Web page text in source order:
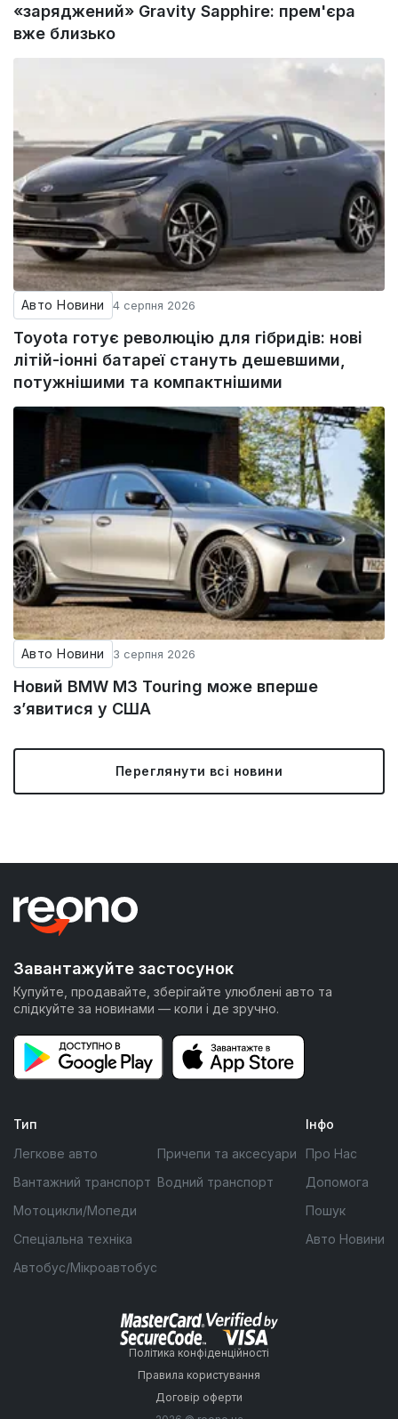
«заряджений» Gravity Sapphire: прем'єра
вже близько
Авто Новини 4 серпня 2026
Toyota готує революцію для гібридів: нові
літій-іонні батареї стануть дешевшими,
потужнішими та компактнішими
Авто Новини 3 серпня 2026
Новий BMW M3 Touring може вперше
з’явитися у США
Переглянути всі новини
Завантажуйте застосунок
Купуйте, продавайте, зберігайте улюблені авто та
слідкуйте за новинами — коли і де зручно.
Тип
Легкове авто
Вантажний транспорт
Мотоцикли/Мопеди
Спеціальна техніка
Автобус/Мікроавтобус
Причепи та аксесуари
Водний транспорт
Інфо
Про Нас
Допомога
Пошук
Авто Новини
Політика конфіденційності
Правила користування
Договір оферти